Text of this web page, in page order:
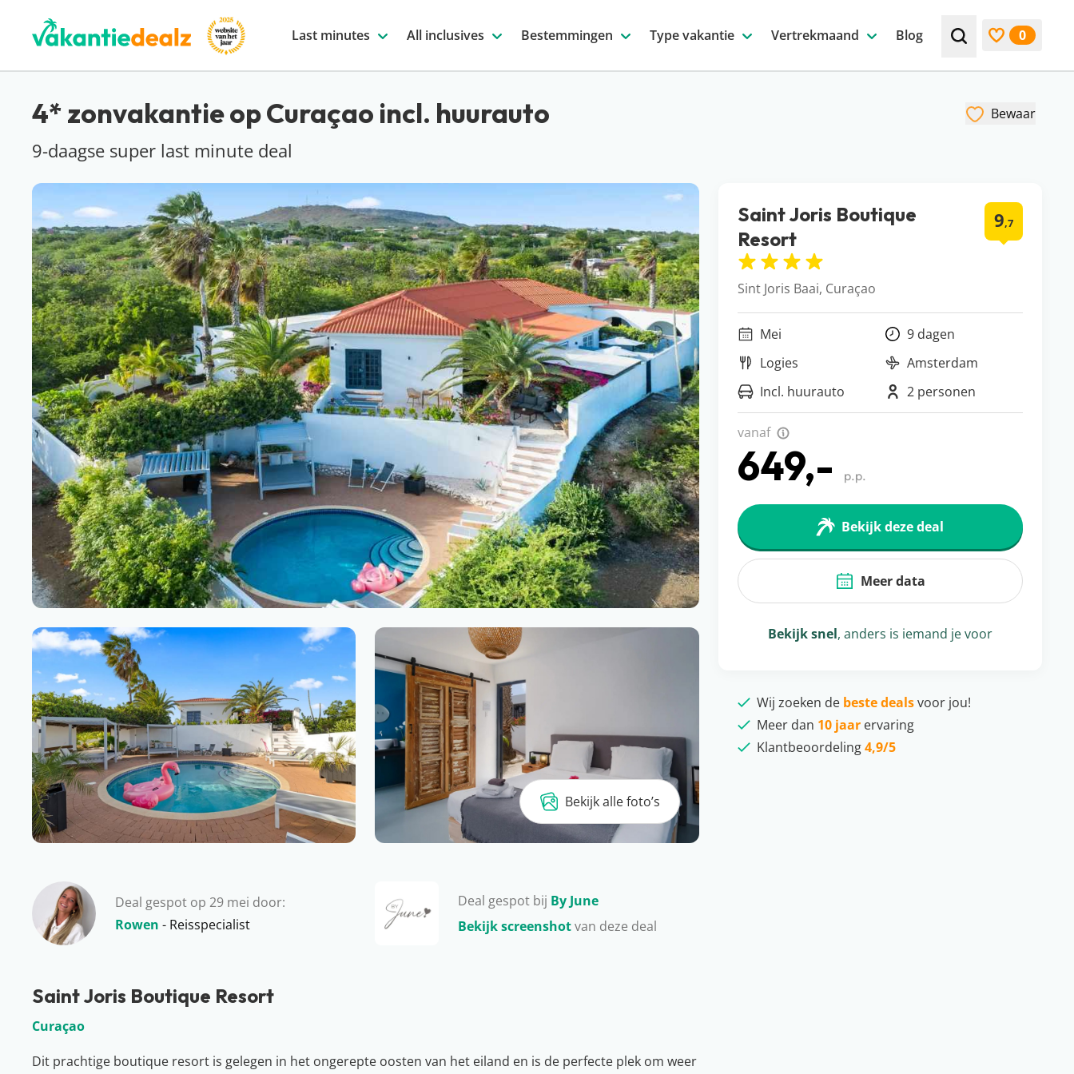
Last minutes All inclusives Bestemmingen Type vakantie Vertrekmaand Blog Zoek bijv. een
0
4* zonvakantie op Curaçao incl. huurauto
9-daagse super last minute deal
Bewaar
Bekijk alle foto’s
Deal gespot op 29 mei door:
Rowen - Reisspecialist
Deal gespot bij By June
Bekijk screenshotvan deze deal
Saint Joris Boutique Resort
Curaçao
Dit prachtige boutique resort is gelegen in het ongerepte oosten van het eiland en is de perfecte plek om weer
Saint Joris Boutique
Resort
9,7
Sint Joris Baai, Curaçao
Mei
9 dagen
Logies
Amsterdam
Incl. huurauto
2 personen
vanaf
649,- p.p.
Bekijk deze deal
Meer data
Bekijk snel, anders is iemand je voor
Wij zoeken de beste dealsvoor jou!
Meer dan 10 jaarervaring
Klantbeoordeling4,9/5